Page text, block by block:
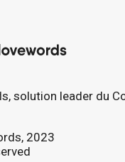
solution leader du
2023